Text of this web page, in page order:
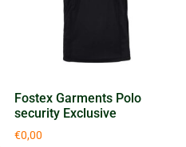
Fostex Garments Polo
security Exclusive
€0,00